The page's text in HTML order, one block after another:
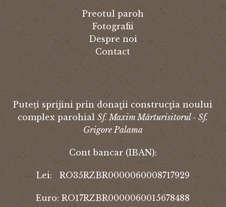
Preotul paroh
Fotografii
Despre noi
Contact
Puteți sprijini prin donaţii construcţia noului
complex parohialSf. Maxim Mărturisitorul - Sf.
Grigore Palama
Cont bancar (IBAN):
Lei: RO35RZBR0000060008717929
Euro: RO17RZBR0000060015678488